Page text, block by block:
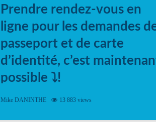
Prendre rendez-vous en
ligne pour les demandes
passeport et de carte
d’identité, c’est
possible ⤵️!
Désormais, il est possible de prendre rendez-
Mike DANINTHE 13 883 views